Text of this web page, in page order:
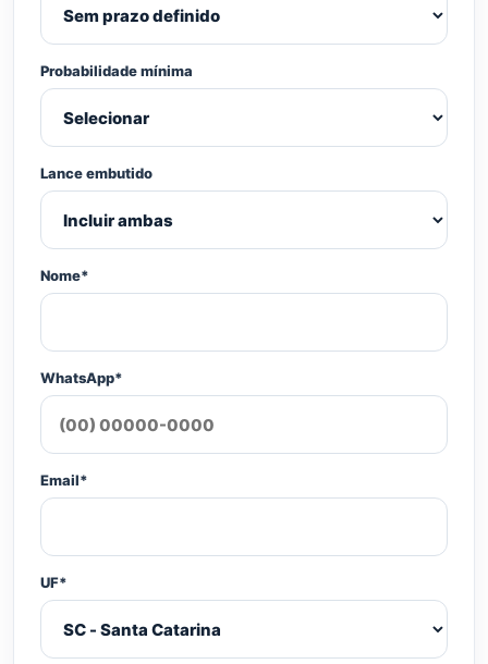
Probabilidade mínima
Lance embutido
Nome*
WhatsApp*
Email*
UF*